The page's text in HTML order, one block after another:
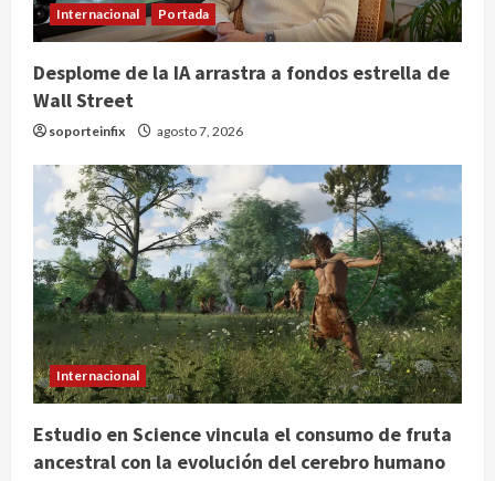
Internacional Portada
Desplome de la IA arrastra a fondos estrella de
Wall Street
soporteinfix agosto 7, 2026
Internacional
Estudio en Science vincula el consumo de fruta
ancestral con la evolución del cerebro humano